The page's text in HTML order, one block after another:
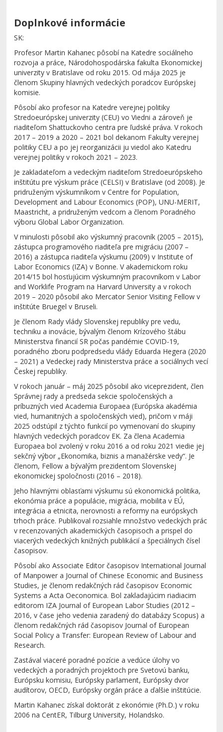
Doplnkové informácie
SK:
Profesor Martin Kahanec pôsobí na Katedre sociálneho
rozvoja a práce, Národohospodárska fakulta Ekonomickej
univerzity v Bratislave od roku 2015. Od mája 2025 je
členom Skupiny hlavných vedeckých poradcov Európskej
komisie.
Pôsobí ako profesor na Katedre verejnej politiky
Stredoeurópskej univerzity (CEU) vo Viedni a zároveň je
riaditeľom Shattuckovho centra pre ľudské práva. V rokoch
2017 – 2019 a 2020 – 2021 bol dekanom Fakulty verejnej
politiky CEU a po jej reorganizácii ju viedol ako Katedru
verejnej politiky v rokoch 2021 – 2023.
Je zakladateľom a vedeckým riaditeľom Stredoeurópskeho
inštitútu pre výskum práce (CELSI) v Bratislave (od 2008). Je
pridruženým výskumníkom v Centre for Population,
Development and Labour Economics (POP), UNU-MERIT,
Maastricht, a pridruženým vedcom a členom Poradného
výboru Global Labor Organization.
V minulosti pôsobil ako výskumný pracovník (2005 – 2015),
zástupca programového riaditeľa pre migráciu (2007 –
2016) a zástupca riaditeľa výskumu (2009) v Institute of
Labor Economics (IZA) v Bonne. V akademickom roku
2014/15 bol hosťujúcim výskumným pracovníkom v Labor
and Worklife Program na Harvard University a v rokoch
2019 – 2020 pôsobil ako Mercator Senior Visiting Fellow v
inštitúte Bruegel v Bruseli.
Je členom Rady vlády Slovenskej republiky pre vedu,
techniku a inovácie, bývalým členom Krízového štábu
Ministerstva financií SR počas pandémie COVID-19,
poradného zboru podpredsedu vlády Eduarda Hegera (2020
– 2021) a Vedeckej rady Ministerstva práce a sociálnych vecí
Českej republiky.
V rokoch január – máj 2025 pôsobil ako viceprezident, člen
Správnej rady a predseda sekcie spoločenských a
príbuzných vied Academia Europaea (Európska akadémia
vied, humanitných a spoločenských vied), pričom v máji
2025 odstúpil z týchto funkcií po vymenovaní do skupiny
hlavných vedeckých poradcov EK. Za člena Academia
Europaea bol zvolený v roku 2016 a od roku 2021 viedie jej
sekčný výbor „Ekonomika, biznis a manažérske vedy“. Je
členom, Fellow a bývalým prezidentom Slovenskej
ekonomickej spoločnosti (2016 – 2018).
Jeho hlavnými oblasťami výskumu sú ekonomická politika,
ekonómia práce a populácie, migrácia, mobilita v EÚ,
integrácia a etnicita, nerovnosti a reformy na európskych
trhoch práce. Publikoval rozsiahle množstvo vedeckých prác
v recenzovaných akademických časopisoch a prispel do
viacerých vedeckých knižných publikácií a špeciálnych čísel
časopisov.
Pôsobí ako Associate Editor časopisov International Journal
of Manpower a Journal of Chinese Economic and Business
Studies, je členom redakčných rád časopisov Economic
Systems a Acta Oeconomica. Bol zakladajúcim riadiacim
editorom IZA Journal of European Labor Studies (2012 –
2016, v čase jeho vedenia zaradený do databázy Scopus) a
členom redakčných rád časopisov Journal of European
Social Policy a Transfer: European Review of Labour and
Research.
Zastával viaceré poradné pozície a vedúce úlohy vo
vedeckých a poradných projektoch pre Svetovú banku,
Európsku komisiu, Európsky parlament, Európsky dvor
audítorov, OECD, Európsky orgán práce a ďalšie inštitúcie.
Martin Kahanec získal doktorát z ekonómie (Ph.D.) v roku
2006 na CentER, Tilburg University, Holandsko.